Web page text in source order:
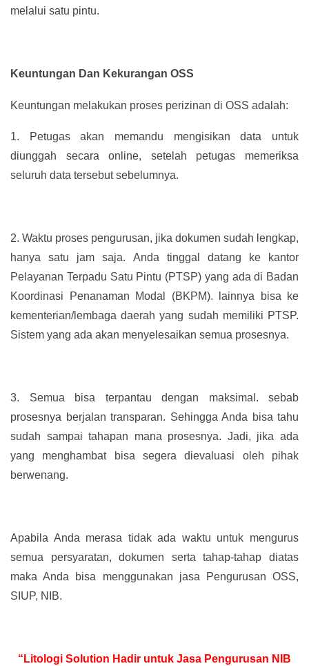
melalui satu pintu.
Keuntungan Dan Kekurangan OSS
Keuntungan melakukan proses perizinan di OSS adalah:
1.
Petugas akan memandu mengisikan data untuk
diunggah secara online, setelah petugas memeriksa
seluruh data tersebut sebelumnya.
2. Waktu proses pengurusan, jika dokumen sudah lengkap,
hanya satu jam saja. Anda tinggal datang ke kantor
Pelayanan Terpadu Satu Pintu (PTSP) yang ada di Badan
Koordinasi Penanaman Modal (BKPM). lainnya bisa ke
kementerian/lembaga daerah yang sudah memiliki PTSP.
Sistem yang ada akan menyelesaikan semua prosesnya.
3.
Semua bisa terpantau dengan maksimal. sebab
prosesnya berjalan transparan. Sehingga Anda bisa tahu
sudah sampai tahapan mana prosesnya. Jadi, jika ada
yang menghambat bisa segera dievaluasi oleh pihak
berwenang.
Apabila Anda merasa tidak ada waktu untuk mengurus
semua persyaratan, dokumen serta tahap-tahap diatas
maka Anda bisa menggunakan jasa Pengurusan OSS,
SIUP, NIB.
“Litologi Solution Hadir untuk Jasa Pengurusan NIB